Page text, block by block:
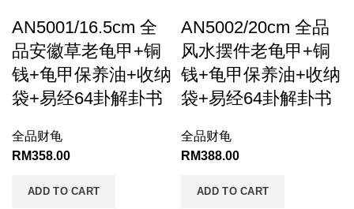
AN5001/16.5cm 全
品安徽草老龟甲+铜
钱+龟甲保养油+收纳
袋+易经64卦解卦书
全品财龟
RM358.00
ADD TO CART
AN5002/20cm 全品
风水摆件老龟甲+铜
钱+龟甲保养油+收纳
袋+易经64卦解卦书
全品财龟
RM388.00
ADD TO CART